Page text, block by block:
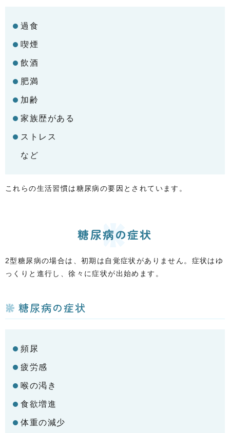
過食
喫煙
飲酒
肥満
加齢
家族歴がある
ストレス
など
これらの生活習慣は糖尿病の要因とされています。
糖尿病の症状
2型糖尿病の場合は、初期は自覚症状がありません。症状はゆ
っくりと進行し、徐々に症状が出始めます。
糖尿病の症状
頻尿
疲労感
喉の渇き
食欲増進
体重の減少